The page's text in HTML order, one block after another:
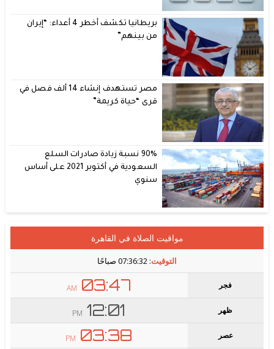
بريطانيا تكشف أخطر 4 أعداء: “إيران
من بينهم”
مصر تستهدف إنشاء 14 ألف فصل في
قرى “حياة كريمة”
90% نسبة زيادة صادرات السلع
السعودية في أكتوبر 2021 على أساس
سنوي